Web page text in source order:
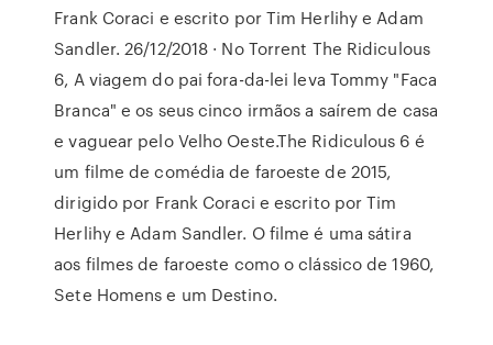
Frank Coraci e escrito por Tim Herlihy e Adam
Sandler. 26/12/2018 · No Torrent The Ridiculous
6, A viagem do pai fora-da-lei leva Tommy "Faca
Branca" e os seus cinco irmãos a saírem de casa
e vaguear pelo Velho Oeste.The Ridiculous 6 é
um filme de comédia de faroeste de 2015,
dirigido por Frank Coraci e escrito por Tim
Herlihy e Adam Sandler. O filme é uma sátira
aos filmes de faroeste como o clássico de 1960,
Sete Homens e um Destino.